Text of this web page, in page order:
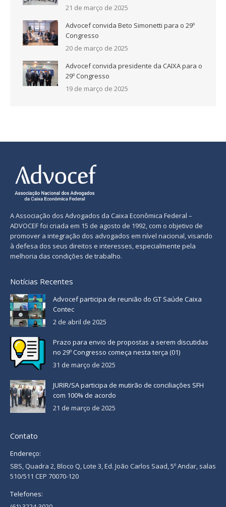
21 de março de 2025
Advocef convida Beto Simonetti para o 29º
Congresso
20 de março de 2025
Advocef convida presidente da CAIXA para o
29º Congresso
19 de março de 2025
A Associação dos Advogados da Caixa Econômica Federal –
ADVOCEF foi criada em 15 de agosto de 1992, com o objetivo de
promover a integração dos advogados em nível nacional, visando
à defesa dos seus direitos e interesses, especialmente pela
melhoria das condições de trabalho.
Notícias Recentes
Advocef participa de reunião do GT Saúde Caixa
Contec
2 de abril de 2025
Prazo para envio de propostas a serem discutidas
no 29º Congresso começa nesta terça (01)
31 de março de 2025
JURIR/SA participa de mutirão de conciliações SFH
com 100% de acordo
21 de março de 2025
Contato
Endereço:
SBS, Quadra 2, Bloco Q, Lote 3, Ed. João Carlos Saad, 5º Andar, salas
510/511 CEP 70070-120
Telefones: